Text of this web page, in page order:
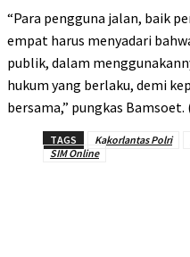
“Para pengguna jalan, baik
empat harus menyadari
publik, dalam
hukum yang berlaku, demi
bersama,” pungkas Bamsoet.
TAGS Kakorlantas Polri
SIM Online